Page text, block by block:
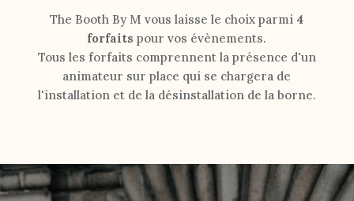
The Booth By M vous laisse le choix parmi 4
forfaits pour vos évènements.
Tous les forfaits comprennent la présence d'un
animateur sur place qui se chargera de
l'installation et de la désinstallation de la borne.